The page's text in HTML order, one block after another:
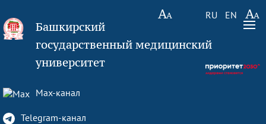
RU EN
Башкирский
государственный медицинский
университет
Max-канал
Telegram-канал